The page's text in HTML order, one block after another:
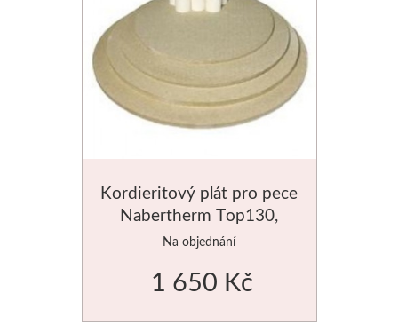
Kordieritový plát pro pece
Nabertherm Top130,
Top160 a Top190, průměr
Na objednání
1 650 Kč